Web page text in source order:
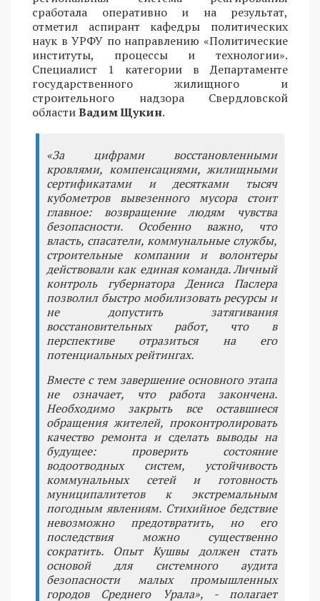
сработала оперативно и на результат,
отметил аспирант кафедры политических
наук в УРФУ по направлению «Политические
институты, процессы и технологии».
Специалист 1 категории в Департаменте
государственного жилищного и
строительного надзора Свердловской
областиВадим Щукин.
«За цифрами восстановленными
кровлями, компенсациями, жилищными
сертификатами и десятками тысяч
кубометров вывезенного мусора стоит
главное: возвращение людям чувства
безопасности. Особенно важно, что
власть, спасатели, коммунальные службы,
строительные компании и волонтеры
действовали как единая команда. Личный
контроль губернатора Дениса Паслера
позволил быстро мобилизовать ресурсы и
не допустить затягивания
восстановительных работ, что в
перспективе отразиться на его
потенциальных рейтингах.
Вместе с тем завершение основного этапа
не означает, что работа закончена.
Необходимо закрыть все оставшиеся
обращения жителей, проконтролировать
качество ремонта и сделать выводы на
будущее: проверить состояние
водоотводных систем, устойчивость
коммунальных сетей и готовность
муниципалитетов к экстремальным
погодным явлениям. Стихийное бедствие
невозможно предотвратить, но его
последствия можно существенно
сократить. Опыт Кушвы должен стать
основой для системного аудита
безопасности малых промышленных
городов Среднего Урала», - полагает